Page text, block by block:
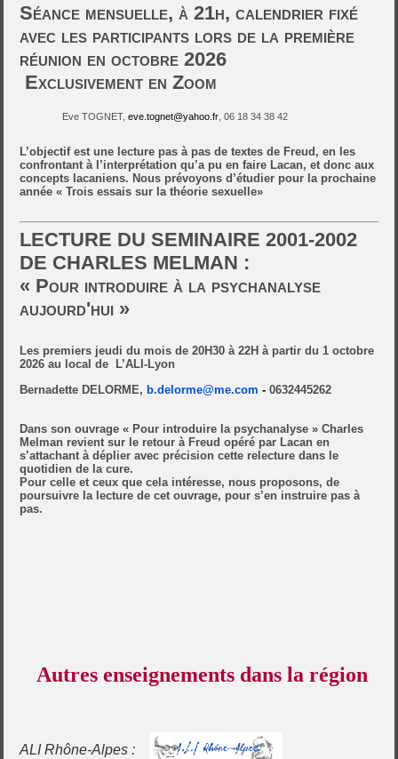
Séance mensuelle, à 21h, calendrier fixé
avec les participants lors de la première
réunion en octobre 2026
Exclusivement en Zoom
Eve TOGNET, eve.tognet@yahoo.fr, 06 18 34 38 42
L’objectif est une lecture pas à pas de textes de Freud, en les
confrontant à l’interprétation qu’a pu en faire Lacan, et donc aux
concepts lacaniens. Nous prévoyons d’étudier pour la prochaine
année « Trois essais sur la théorie sexuelle»
LECTURE DU SEMINAIRE 2001-2002
DE CHARLES MELMAN :
« Pour introduire à la psychanalyse
aujourd'hui »
Les premiers jeudi du mois de 20H30 à 22H à partir du 1 octobre
2026 au local de L’ALI-Lyon
Bernadette DELORME,b.delorme@me.com -0632445262
Dans son ouvrage « Pour introduire la psychanalyse » Charles
Melman revient sur le retour à Freud opéré par Lacan en
s’attachant à déplier avec précision cette relecture dans le
quotidien de la cure.
Pour celle et ceux que cela intéresse, nous proposons, de
poursuivre la lecture de cet ouvrage, pour s’en instruire pas à
pas.
Autres enseignements dans la région
ALI Rhône-Alpes :